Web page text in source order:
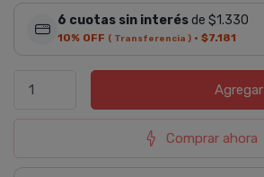
6 cuotas sin interésde $1.330
10% OFF ( Transferencia ) · $7.181
Agregar
Comprar ahora